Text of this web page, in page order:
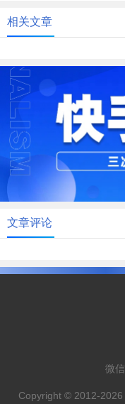
相关文章
文章评论
微
Copyright © 2012-2026